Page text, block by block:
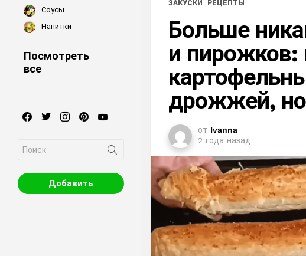
ЗАКУСКИ РЕЦЕПТЫ
Больше
и пирожков:
дрожжей, но
от Ivanna
2 года назад
Соусы
Напитки
Посмотреть
все
facebooktwitterinstagrampinterest
for:
Добавить